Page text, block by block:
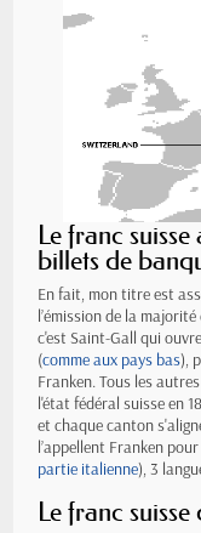
Le franc
billets de
En fait, mon titre est
l’émission de la majorité
c'est Saint-Gall qui
(comme aux pays bas),
Franken. Tous les
l'état fédéral suisse en
et chaque canton
l’appellent Franken pour
partie italienne), 3
Le franc